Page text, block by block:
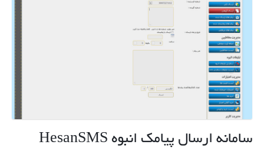
سامانه ارسال پیامک انبوه HesanSMS